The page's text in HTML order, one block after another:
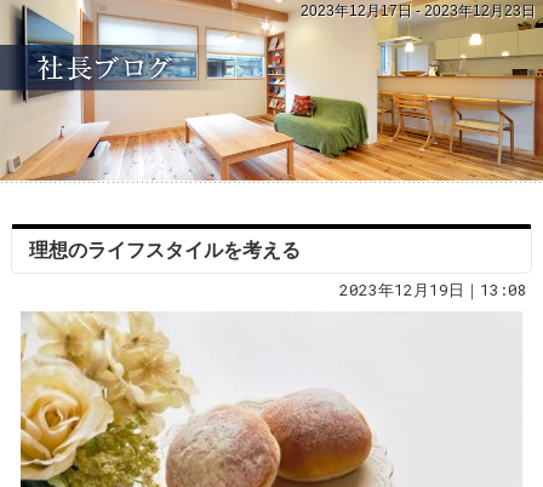
2023年12月17日 - 2023年12月23日
理想のライフスタイルを考える
2023年12月19日｜13:08